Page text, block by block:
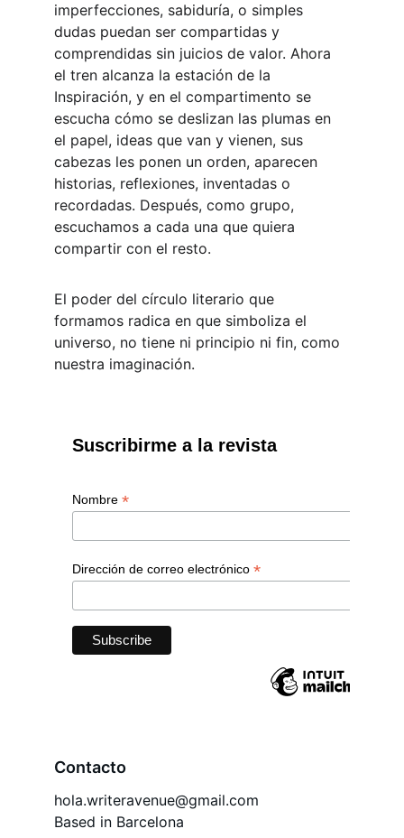
imperfecciones, sabiduría, o simples
dudas puedan ser compartidas y
comprendidas sin juicios de valor. Ahora
el tren alcanza la estación de la
Inspiración, y en el compartimento se
escucha cómo se deslizan las plumas en
el papel, ideas que van y vienen, sus
cabezas les ponen un orden, aparecen
historias, reflexiones, inventadas o
recordadas. Después, como grupo,
escuchamos a cada una que quiera
compartir con el resto.
El poder del círculo literario que
formamos radica en que simboliza el
universo, no tiene ni principio ni fin, como
nuestra imaginación.
Contacto
hola.writeravenue@gmail.com
Based in Barcelona